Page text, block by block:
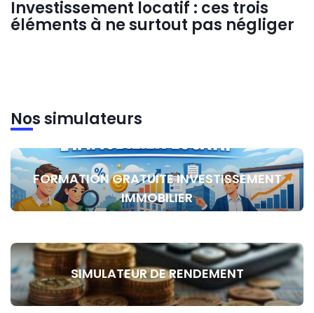
Investissement locatif : ces trois
éléments à ne surtout pas négliger
Nos simulateurs
FORMATION GRATUITE INVESTISSEMENT
IMMOBILIER
SIMULATEUR DE RENDEMENT